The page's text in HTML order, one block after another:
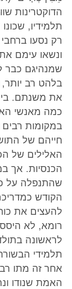
הדוקטרינות
תלמידיו,
רק נסעו
ונשאו עימם
שמנהיגם כבר
בלהט רב יותר,
את משנתם.
כמה מאנשי
במקומות רבים
חייהם של
האלילים של
הכנסיות. אך
שהתנפלה על
הקודש
להעצים את
רומא, לא
לראשונה
תלמידי
אחר זה מתו
האמת שנודו